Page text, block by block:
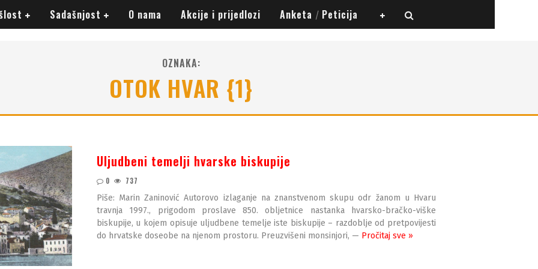
Sadašnjost O nama Akcije i prijedlozi Anketa / Peticija
OZNAKA:
OTOK HVAR {1}
Uljudbeni temelji hvarske biskupije
0 737
Piše: Marin Zaninović Autorovo izlaganje na znanstvenom skupu odr­ žanom u Hvaru
travnja 1997., prigodom proslave 850. obljetnice nastanka hvarsko-bračko-viške
biskupije, u kojem opisuje uljudbene temelje iste biskupije – razdoblje od pretpovijesti
do hrvatske doseobe na njenom prostoru. Preuzvišeni monsinjori, — Pročitaj sve »